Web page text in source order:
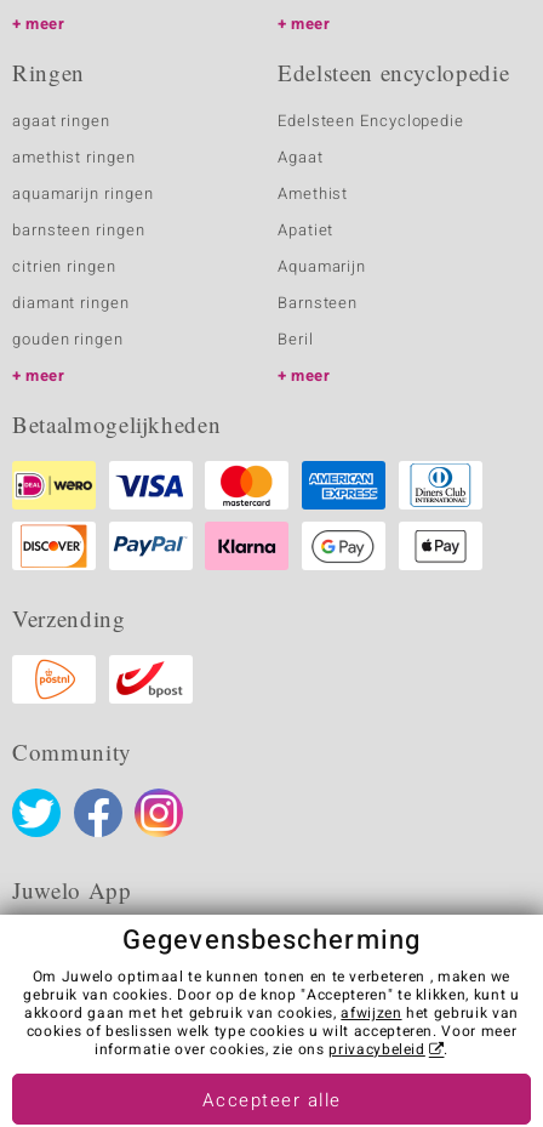
meer
meer
Ringen
agaat ringen
amethist ringen
aquamarijn ringen
barnsteen ringen
citrien ringen
diamant ringen
gouden ringen
meer
Edelsteen encyclopedie
Edelsteen Encyclopedie
Agaat
Amethist
Apatiet
Aquamarijn
Barnsteen
Beril
meer
Betaalmogelijkheden
Verzending
Community
Juwelo App
Algemene verkoopvoorwaarden Privacybeleid
Cookies
Colofon
Contact
Contract herroepen
Visit our stores in other countries:
Gegevensbescherming
Om Juwelo optimaal te kunnen tonen en te verbeteren , maken we
gebruik van cookies. Door op de knop "Accepteren" te klikken, kunt u
akkoord gaan met het gebruik van cookies,afwijzen het gebruik van
cookies of beslissen welk type cookies u wilt accepteren. Voor meer
informatie over cookies, zie onsprivacybeleid .
Accepteer alle